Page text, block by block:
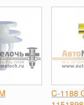
+
-
C-1188